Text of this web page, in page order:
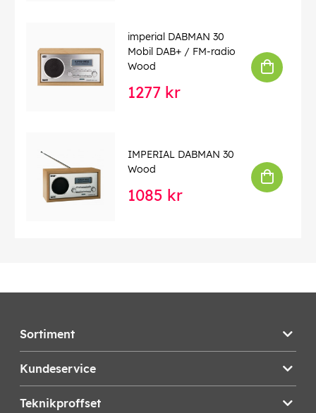
imperial DABMAN 30
Mobil DAB+ / FM-radio
Wood
1277 kr
IMPERIAL DABMAN 30
Wood
1085 kr
Sortiment
Kundeservice
Teknikproffset